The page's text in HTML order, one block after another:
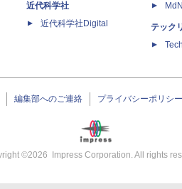
近代科学社
近代科学社Digital
テック
編集部へのご連絡 プライバシーポリシー
©2026 Impress Corporation. All rights